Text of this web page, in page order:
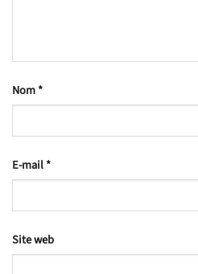
Nom*
E-mail*
Site web